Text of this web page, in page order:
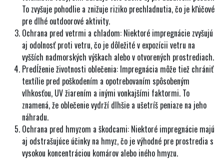
To zvyšuje pohodlie a znižuje riziko prechladnutia, čo je kľúčové
pre dlhé outdoorové aktivity.
Ochrana pred vetrmi a chladom: Niektoré impregnácie zvyšujú
aj odolnosť proti vetru, čo je dôležité v expozícii vetru na
vyšších nadmorských výškach alebo v otvorených prostrediach.
Predĺženie životnosti oblečenia: Impregnácia môže tiež chrániť
textílie pred poškodením a opotrebovaním spôsobeným
vlhkosťou, UV žiarením a inými vonkajšími faktormi. To
znamená, že oblečenie vydrží dlhšie a ušetríš peniaze na jeho
náhradu.
Ochrana pred hmyzom a škodcami: Niektoré impregnácie majú
aj odstrašujúce účinky na hmyz, čo je výhodné pre prostredia s
vysokou koncentráciou komárov alebo iného hmyzu.